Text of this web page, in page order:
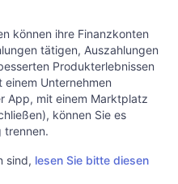
können ihre Finanzkonten
tätigen, Auszahlungen
Produkterlebnissen
einem Unternehmen
App, mit einem Marktplatz
können Sie es
trennen.
sind, lesen Sie bitte diesen